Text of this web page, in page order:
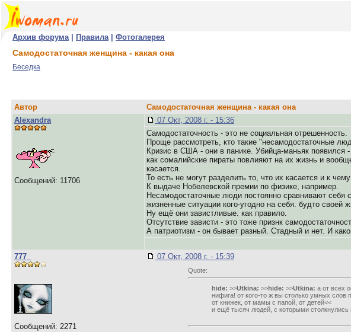
Архив форума| Правила| Фотогалерея
Самодостаточная женщина - какая она
Беседка
Автор
Самодостаточная женщина - какая она
Alexandra
Сообщений: 11706
07 Окт, 2008 г. - 15:36
Самодостаточность - это не социальная отрешенность.
Проще рассмотреть, кто такие "несамодостаточные
Кризис в США - они в панике. Убийца-маньяк
как сомалийские пираты повлияют на их жизнь и
касается.
То есть не могут разделить то, что их касается и к
К выдаче Нобелевской премии по физике, например.
Несамодостаточные люди постоянно сравнивают
жизненные ситуации кого-угодно на себя. будто
Ну ещё они завистливые. как правило.
Отсутствие зависти - это тоже признк
А патриотизм - он бывает разный. Стадный и нет. И
777_
Сообщений: 2271
07 Окт, 2008 г. - 15:39
Quote:
hide: >>Utkina: >>hide: >>Utkina: а от всех
нифига! от кого-то ж вы столько умных слов
от книжек, от мамы с папой, от детей<<
и ещё тысяч людей, с которыми столкнулись